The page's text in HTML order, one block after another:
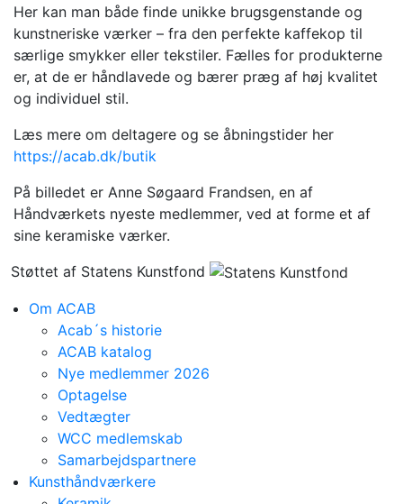
Her kan man både finde unikke brugsgenstande og
kunstneriske værker – fra den perfekte kaffekop til
særlige smykker eller tekstiler. Fælles for produkterne
er, at de er håndlavede og bærer præg af høj kvalitet
og individuel stil.
Læs mere om deltagere og se åbningstider her
https://acab.dk/butik
På billedet er Anne Søgaard Frandsen, en af
Håndværkets nyeste medlemmer, ved at forme et af
sine keramiske værker.
Støttet af Statens Kunstfond
Om ACAB
Acab´s historie
ACAB katalog
Nye medlemmer 2026
Optagelse
Vedtægter
WCC medlemskab
Samarbejdspartnere
Kunsthåndværkere